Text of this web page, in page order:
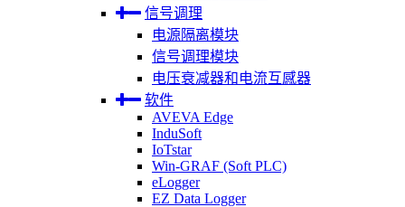
信号调理
电源隔离模块
信号调理模块
电压衰减器和电流互感器
软件
AVEVA Edge
InduSoft
IoTstar
Win-GRAF (Soft PLC)
eLogger
EZ Data Logger